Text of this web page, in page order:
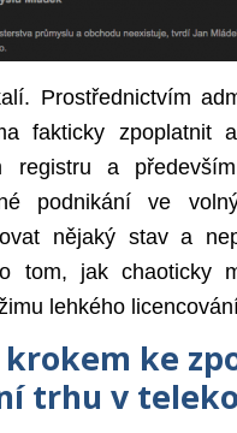
Prostřednictvím
fakticky zpoplatnit
registru a
podnikání ve
nějaký stav a
tom, jak chaoticky
lehkého
ke
trhu v